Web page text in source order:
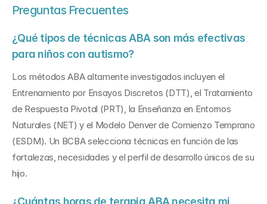
Preguntas Frecuentes
¿Qué tipos de técnicas ABA son más efectivas
para niños con autismo?
Los métodos ABA altamente investigados incluyen el
Entrenamiento por Ensayos Discretos (DTT), el Tratamiento
de Respuesta Pivotal (PRT), la Enseñanza en Entornos
Naturales (NET) y el Modelo Denver de Comienzo Temprano
(ESDM). Un BCBA selecciona técnicas en función de las
fortalezas, necesidades y el perfil de desarrollo únicos de su
hijo.
¿Cuántas horas de terapia ABA necesita mi